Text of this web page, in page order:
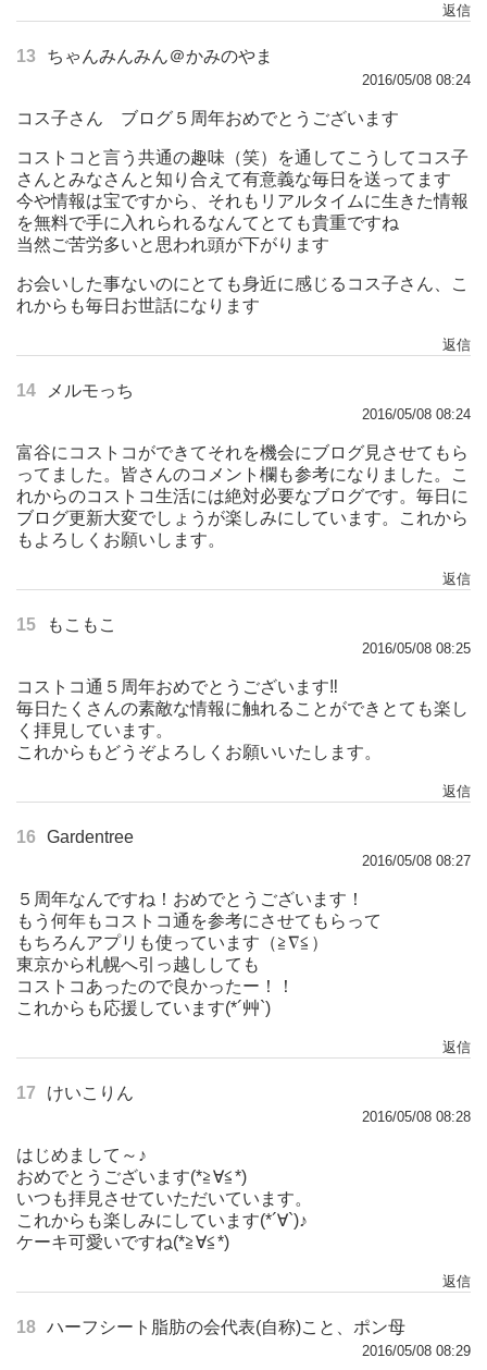
返信
13 ちゃんみんみん＠かみのやま
2016/05/08 08:24
コス子さん ブログ５周年おめでとうございます
コストコと言う共通の趣味（笑）を通してこうしてコス子
さんとみなさんと知り合えて有意義な毎日を送ってます
今や情報は宝ですから、それもリアルタイムに生きた情報
を無料で手に入れられるなんてとても貴重ですね
当然ご苦労多いと思われ頭が下がります
お会いした事ないのにとても身近に感じるコス子さん、こ
れからも毎日お世話になります
返信
14 メルモっち
2016/05/08 08:24
富谷にコストコができてそれを機会にブログ見させてもら
ってました。皆さんのコメント欄も参考になりました。こ
れからのコストコ生活には絶対必要なブログです。毎日に
ブログ更新大変でしょうが楽しみにしています。これから
もよろしくお願いします。
返信
15 もこもこ
2016/05/08 08:25
コストコ通５周年おめでとうございます‼︎
毎日たくさんの素敵な情報に触れることができとても楽し
く拝見しています。
これからもどうぞよろしくお願いいたします。
返信
16 Gardentree
2016/05/08 08:27
５周年なんですね！おめでとうございます！
もう何年もコストコ通を参考にさせてもらって
もちろんアプリも使っています（≧∇≦）
東京から札幌へ引っ越ししても
コストコあったので良かったー！！
これからも応援しています(*´艸`)
返信
17 けいこりん
2016/05/08 08:28
はじめまして～♪
おめでとうございます(*≧∀≦*)
いつも拝見させていただいています。
これからも楽しみにしています(*´∀`)♪
ケーキ可愛いですね(*≧∀≦*)
返信
18 ハーフシート脂肪の会代表(自称)こと、ポン母
2016/05/08 08:29